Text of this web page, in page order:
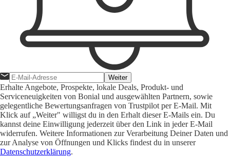
Weiter
Erhalte Angebote, Prospekte, lokale Deals, Produkt- und
Serviceneuigkeiten von Bonial und ausgewählten Partnern, sowie
gelegentliche Bewertungsanfragen von Trustpilot per E-Mail. Mit
Klick auf „Weiter" willigst du in den Erhalt dieser E-Mails ein. Du
kannst deine Einwilligung jederzeit über den Link in jeder E-Mail
widerrufen. Weitere Informationen zur Verarbeitung Deiner Daten und
zur Analyse von Öffnungen und Klicks findest du in unserer
Datenschutzerklärung.